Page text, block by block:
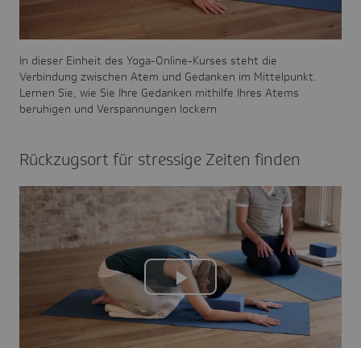
In dieser Einheit des Yoga-Online-Kurses steht die
Verbindung zwischen Atem und Gedanken im Mittelpunkt.
Lernen Sie, wie Sie Ihre Gedanken mithilfe Ihres Atems
beruhigen und Verspannungen lockern
Rück­zugsort für stres­sige Zeiten finden
Play
Video